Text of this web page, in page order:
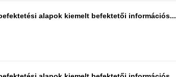
alapok kiemelt befektetői információs...